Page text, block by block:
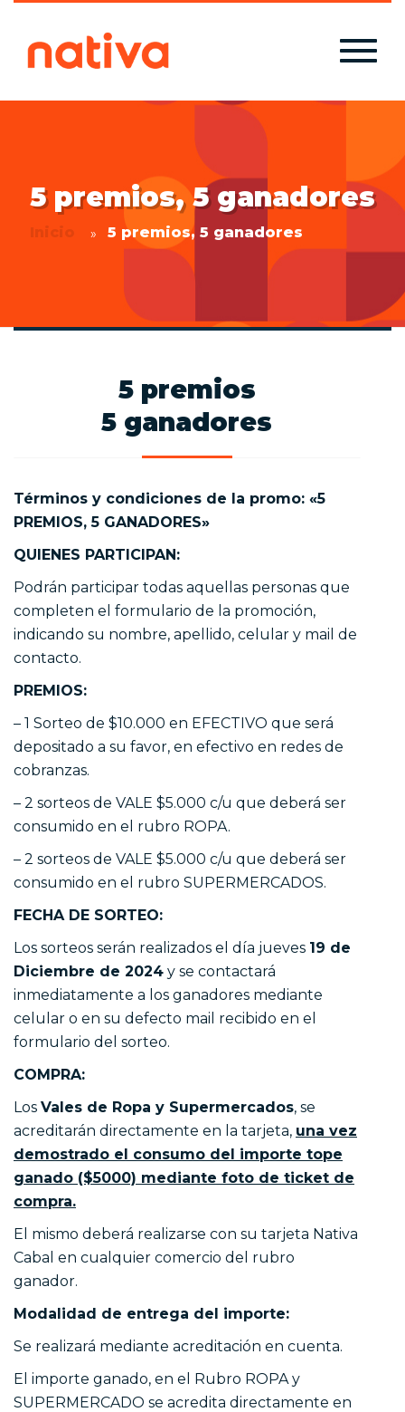
5 premios, 5 ganadores
Inicio 5 premios, 5 ganadores
5 premios
5 ganadores
Términos y condiciones de la promo: «5
PREMIOS, 5 GANADORES»
QUIENES PARTICIPAN:
Podrán participar todas aquellas personas que
completen el formulario de la promoción,
indicando su nombre, apellido, celular y mail de
contacto.
PREMIOS:
– 1 Sorteo de $10.000 en EFECTIVO que será
depositado a su favor, en efectivo en redes de
cobranzas.
– 2 sorteos de VALE $5.000 c/u que deberá ser
consumido en el rubro ROPA.
– 2 sorteos de VALE $5.000 c/u que deberá ser
consumido en el rubro SUPERMERCADOS.
FECHA DE SORTEO:
Los sorteos serán realizados el día jueves 19 de
Diciembre de 2024 y se contactará
inmediatamente a los ganadores mediante
celular o en su defecto mail recibido en el
formulario del sorteo.
COMPRA:
Los Vales de Ropa y Supermercados, se
acreditarán directamente en la tarjeta, una vez
demostrado el consumo del importe tope
ganado ($5000) mediante foto de ticket de
compra.
El mismo deberá realizarse con su tarjeta Nativa
Cabal en cualquier comercio del rubro
ganador.
Modalidad de entrega del importe:
Se realizará mediante acreditación en cuenta.
El importe ganado, en el Rubro ROPA y
SUPERMERCADO se acredita directamente en